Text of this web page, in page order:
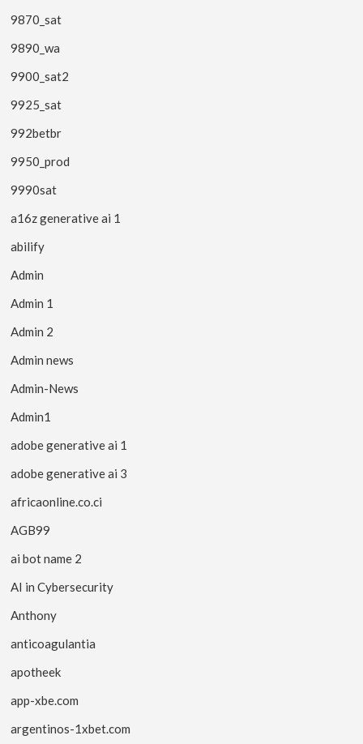
9870_sat
9890_wa
9900_sat2
9925_sat
992betbr
9950_prod
9990sat
a16z generative ai 1
abilify
Admin
Admin 1
Admin 2
Admin news
Admin-News
Admin1
adobe generative ai 1
adobe generative ai 3
africaonline.co.ci
AGB99
ai bot name 2
AI in Cybersecurity
Anthony
anticoagulantia
apotheek
app-xbe.com
argentinos-1xbet.com